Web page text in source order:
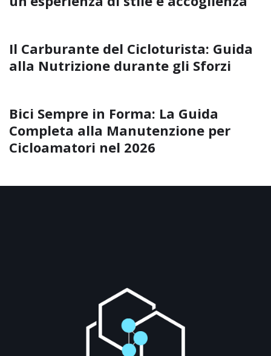
Il Carburante del Cicloturista: Guida
alla Nutrizione durante gli Sforzi
Bici Sempre in Forma: La Guida
Completa alla Manutenzione per
Cicloamatori nel 2026